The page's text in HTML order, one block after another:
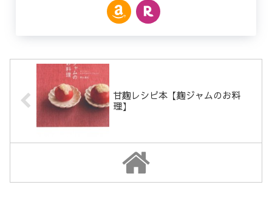
甘麹レシピ本【麹ジャムのお料
理】